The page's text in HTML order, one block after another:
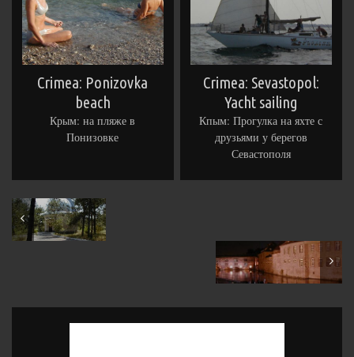
Crimea: Ponizovka
beach
Крым: на пляже в
Понизовке
Crimea: Sevastopol:
Yacht sailing
Кпым: Прогулка на яхте с
друзьями у берегов
Севастополя
July 2001
September 2001